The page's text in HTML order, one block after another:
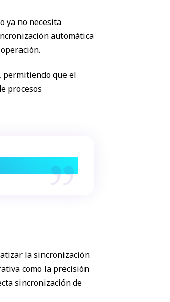
ya no necesita
automática
permitiendo que el
procesos
la sincronización
como la precisión
sincronización de